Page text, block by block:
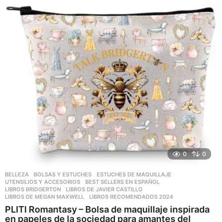
o
s
a
g
o
0 0
BELLEZA ,BOLSAS Y ESTUCHES ,ESTUCHES DE MAQUILLAJE
UTENSILIOS Y ACCESORIOS
BEST SELLERS EN ESPAÑOL
LIBROS BRIDGERTON
,LIBROS DE JAVIER CASTILLO
LIBROS DE MEGAN MAXWELL
,LIBROS RECOMENDADOS 2024
PLITI Romantasy – Bolsa de maquillaje inspirada
en papeles de la sociedad para amantes del